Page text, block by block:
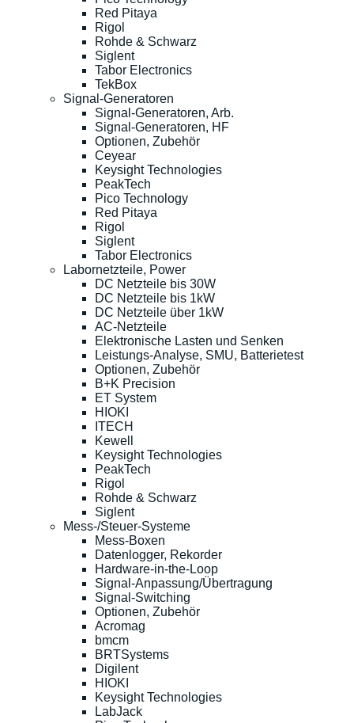
Red Pitaya
Rigol
Rohde & Schwarz
Siglent
Tabor Electronics
TekBox
Signal-Generatoren
Signal-Generatoren, Arb.
Signal-Generatoren, HF
Optionen, Zubehör
Ceyear
Keysight Technologies
PeakTech
Pico Technology
Red Pitaya
Rigol
Siglent
Tabor Electronics
Labornetzteile, Power
DC Netzteile bis 30W
DC Netzteile bis 1kW
DC Netzteile über 1kW
AC-Netzteile
Elektronische Lasten und Senken
Leistungs-Analyse, SMU, Batterietest
Optionen, Zubehör
B+K Precision
ET System
HIOKI
ITECH
Kewell
Keysight Technologies
PeakTech
Rigol
Rohde & Schwarz
Siglent
Mess-/Steuer-Systeme
Mess-Boxen
Datenlogger, Rekorder
Hardware-in-the-Loop
Signal-Anpassung/Übertragung
Signal-Switching
Optionen, Zubehör
Acromag
bmcm
BRTSystems
Digilent
HIOKI
Keysight Technologies
LabJack